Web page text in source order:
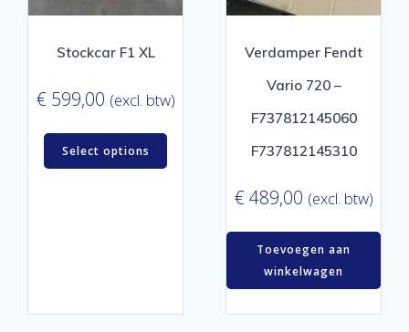
Stockcar F1 XL
€ 599,00 (excl. btw)
Select options
Verdamper Fendt
Vario 720 –
F737812145060
F737812145310
€ 489,00 (excl. btw)
Toevoegen aan
winkelwagen